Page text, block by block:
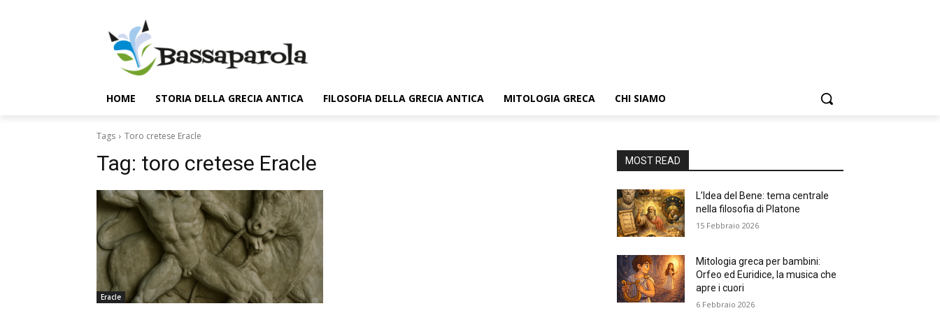
HOME STORIA DELLA GRECIA ANTICA FILOSOFIA DELLA GRECIA ANTICA MITOLOGIA GRECA CHI SIAMO
Tags Toro cretese Eracle
Tag: toro cretese Eracle
Eracle
MOST READ
L’Idea del Bene: tema centrale
nella filosofia di Platone
15 Febbraio 2026
Mitologia greca per bambini:
Orfeo ed Euridice, la musica che
apre i cuori
6 Febbraio 2026